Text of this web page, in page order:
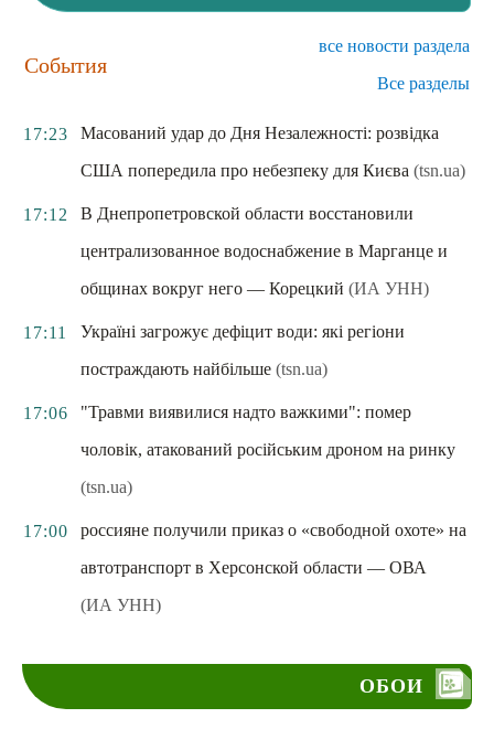
События
все новости раздела
Все разделы
17:23
Масований удар до Дня Незалежності: розвідка
США попередила про небезпеку для Києва (tsn.ua)
17:12
В Днепропетровской области восстановили
централизованное водоснабжение в Марганце и
общинах вокруг него — Корецкий (ИА УНН)
17:11
Україні загрожує дефіцит води: які регіони
постраждають найбільше (tsn.ua)
17:06
"Травми виявилися надто важкими": помер
чоловік, атакований російським дроном на ринку
(tsn.ua)
17:00
россияне получили приказ о «свободной охоте» на
автотранспорт в Херсонской области — ОВА
(ИА УНН)
ОБОИ